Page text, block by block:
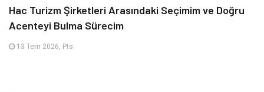
Hac Turizm Şirketleri Arasındaki Seçimim ve Doğru
Acenteyi Bulma Sürecim
13 Tem 2026, Pts